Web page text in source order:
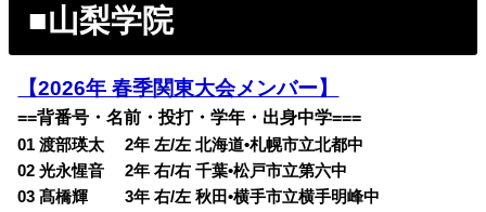
■山梨学院
【2026年 春季関東大会メンバー】
==背番号・名前・投打・学年・出身中学===
01 渡部瑛太 2年 左/左 北海道•札幌市立北都中
02 光永惺音 2年 右/右 千葉•松戸市立第六中
03 髙橋輝 3年 右/左 秋田•横手市立横手明峰中